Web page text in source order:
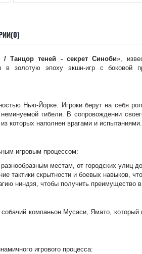
Танцор теней - секрет Синоби»,
золотую эпоху экшн-игр с боковой
Нью-Йорке. Игроки берут на себя
гибели. В сопровождении
которых наполнен врагами и испытаниями.
игровым процессом:
местам, от городских улиц
тактики скрытности и боевых навыков,
ниндзя, чтобы получить преимущество
компаньон Мусаси, Ямато, который
игрового процесса: